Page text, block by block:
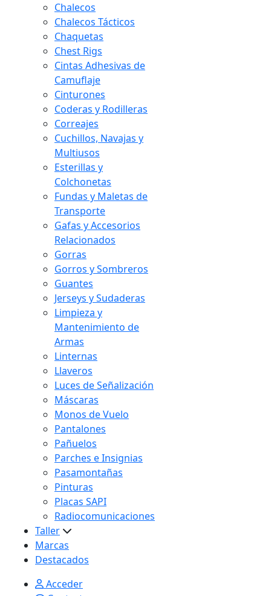
Chalecos
Chalecos Tácticos
Chaquetas
Chest Rigs
Cintas Adhesivas de
Camuflaje
Cinturones
Coderas y Rodilleras
Correajes
Cuchillos, Navajas y
Multiusos
Esterillas y
Colchonetas
Fundas y Maletas de
Transporte
Gafas y Accesorios
Relacionados
Gorras
Gorros y Sombreros
Guantes
Jerseys y Sudaderas
Limpieza y
Mantenimiento de
Armas
Linternas
Llaveros
Luces de Señalización
Máscaras
Monos de Vuelo
Pantalones
Pañuelos
Parches e Insignias
Pasamontañas
Pinturas
Placas SAPI
Radiocomunicaciones
Taller
Marcas
Destacados
Acceder